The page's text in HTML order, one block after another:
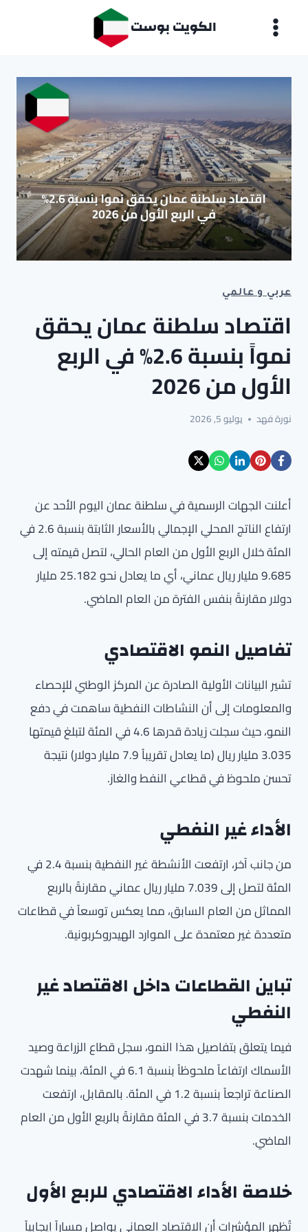
الكويت بوست
عربي و عالمي
اقتصاد سلطنة عمان يحقق
نمواً بنسبة 2.6% في الربع
الأول من 2026
نورة فهد يوليو 5, 2026
أعلنت الجهات الرسمية في سلطنة عمان اليوم الأحد عن
ارتفاع الناتج المحلي الإجمالي بالأسعار الثابتة بنسبة 2.6 في
المئة خلال الربع الأول من العام الحالي، لتصل قيمته إلى
9.685 مليار ريال عماني، أي ما يعادل نحو 25.182 مليار
دولار مقارنةً بنفس الفترة من العام الماضي.
تفاصيل النمو الاقتصادي
تشير البيانات الأولية الصادرة عن المركز الوطني للإحصاء
والمعلومات إلى أن النشاطات النفطية ساهمت في دفع
النمو، حيث سجلت زيادة قدرها 4.6 في المئة لتبلغ قيمتها
3.035 مليار ريال (ما يعادل تقريباً 7.9 مليار دولار) نتيجة
تحسن ملحوظ في قطاعي النفط والغاز.
الأداء غير النفطي
من جانب آخر، ارتفعت الأنشطة غير النفطية بنسبة 2.4 في
المئة لتصل إلى 7.039 مليار ريال عماني مقارنةً بالربع
المماثل من العام السابق، مما يعكس توسعاً في قطاعات
متعددة غير معتمدة على الموارد الهيدروكربونية.
تباين القطاعات داخل الاقتصاد غير
النفطي
فيما يتعلق بتفاصيل هذا النمو، سجل قطاع الزراعة وصيد
الأسماك ارتفاعاً ملحوظاً بنسبة 6.1 في المئة، بينما شهدت
الصناعة تراجعاً بنسبة 1.2 في المئة. بالمقابل، ارتفعت
الخدمات بنسبة 3.7 في المئة مقارنةً بالربع الأول من العام
الماضي.
خلاصة الأداء الاقتصادي للربع الأول
تُظهر المؤشرات أن الاقتصاد العماني يواصل مساراً إيجابياً